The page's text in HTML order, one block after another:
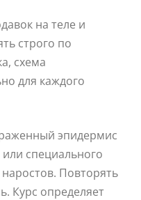
на теле и
строго по
схема
для каждого
эпидермис
специального
Повторять
Курс определяет